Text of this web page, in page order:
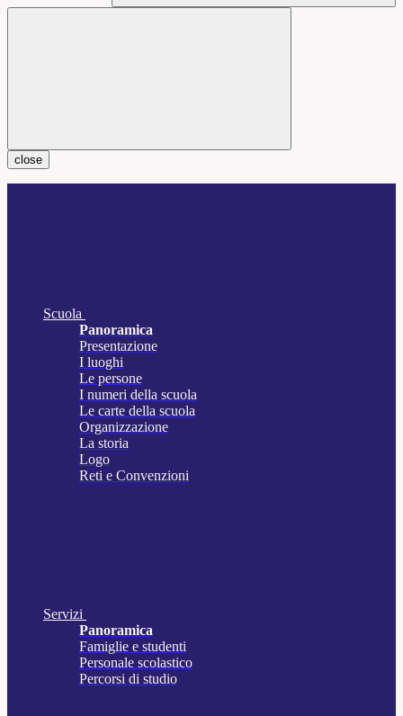
close
Scuola
Panoramica
Presentazione
I luoghi
Le persone
I numeri della scuola
Le carte della scuola
Organizzazione
La storia
Logo
Reti e Convenzioni
Servizi
Panoramica
Famiglie e studenti
Personale scolastico
Percorsi di studio